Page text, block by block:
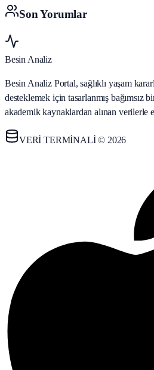
Son Yorumlar
Besin Analiz
Besin Analiz Portal, sağlıklı yaşam
desteklemek için tasarlanmış bağımsız
akademik kaynaklardan alınan verilerle
VERİ TERMİNALİ © 2026